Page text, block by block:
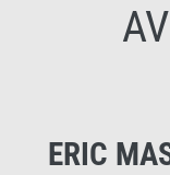
ERIC MAS